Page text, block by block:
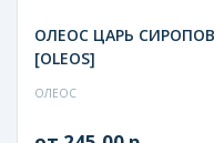
ОЛЕОС ЦАРЬ
[OLEOS]
ОЛЕОС